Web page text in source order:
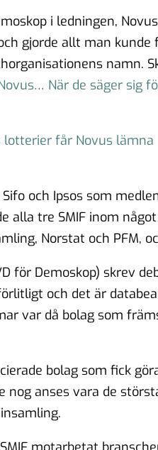
i ledningen,
gjorde allt man kunde
namn.
När de säger sig
lotterier får Novus lämna
och Ipsos som
alla tre SMIF inom
Norstat och PFM,
för Demoskop) skrev
och det är
var då bolag som
bolag som fick
nog anses vara de